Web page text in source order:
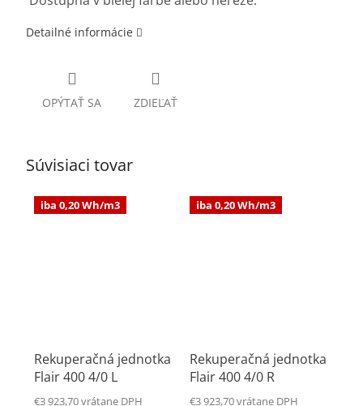
Detailné informácie
OPÝTAŤ SA ZDIEĽAŤ
Súvisiaci tovar
iba 0,20 Wh/m3
Rekuperačná jednotka
Flair 400 4/0 L
€3 923,70 vrátane DPH
iba 0,20 Wh/m3
Rekuperačná jednotka
Flair 400 4/0 R
€3 923,70 vrátane DPH